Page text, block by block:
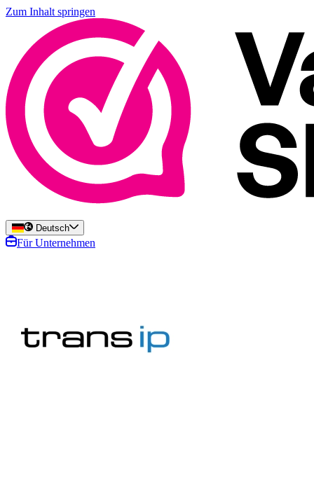
Zum Inhalt springen
Deutsch
Für Unternehmen